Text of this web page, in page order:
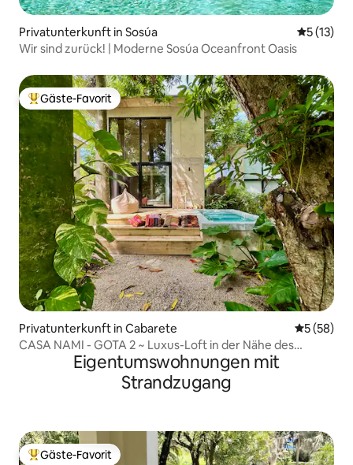
Privatunterkunft in Sosúa
5 (13)
Wir sind zurück! | Moderne Sosúa Oceanfront Oasis
Beliebter Gäste-Favorit.
Gäste-Favorit
Privatunterkunft in Cabarete
5 (58)
CASA NAMI - GOTA 2 ~ Luxus-Loft in der Nähe des
Eigentumswohnungen mit
Strandzugang
Beliebter Gäste-Favorit.
Gäste-Favorit